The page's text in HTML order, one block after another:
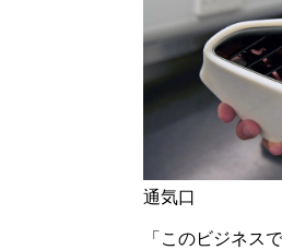
通気口
「このビジネス